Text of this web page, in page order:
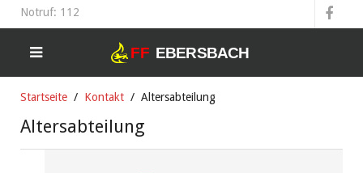
Notruf: 112
Startseite Kontakt Altersabteilung
Altersabteilung